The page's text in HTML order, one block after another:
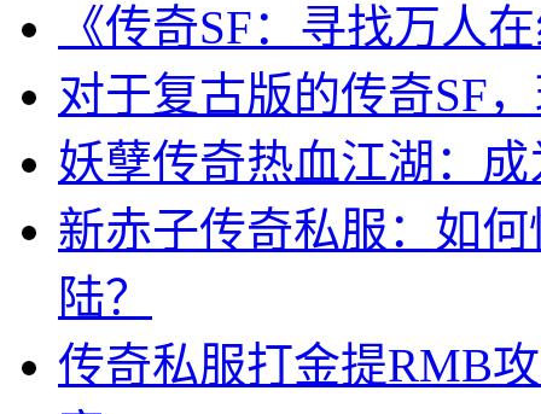
《传奇SF：寻找万人
对于复古版的传奇SF
妖孽传奇热血江湖：
新赤子传奇私服：如
陆？
传奇私服打金提RMB